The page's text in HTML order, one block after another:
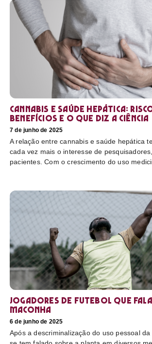
Cannabis e saúde hepática:
benefícios e o que diz a ciência
7 de junho de 2025
A relação entre cannabis e saúde hepática
cada vez mais o interesse de
pacientes. Com o crescimento do uso
Jogadores de futebol que
maconha
6 de junho de 2025
Após a descriminalização do uso pessoal